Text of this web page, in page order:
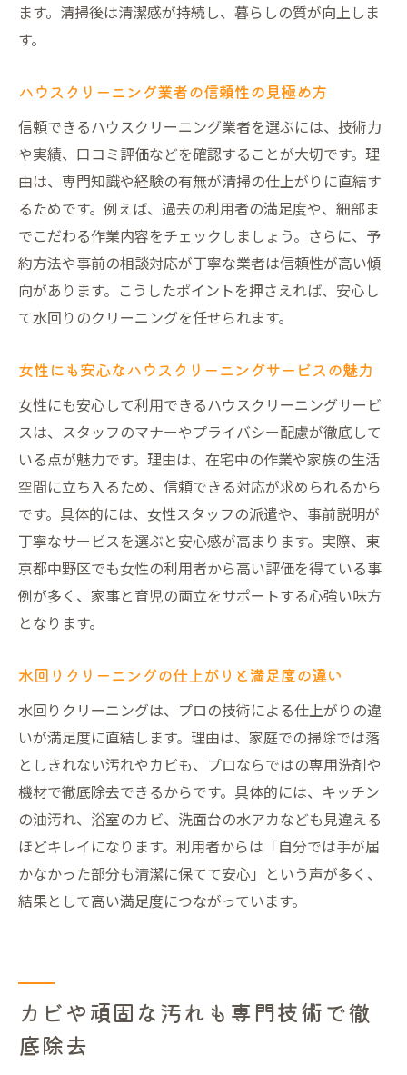
ます。清掃後は清潔感が持続し、暮らしの質が向上しま
す。
ハウスクリーニング業者の信頼性の見極め方
信頼できるハウスクリーニング業者を選ぶには、技術力
や実績、口コミ評価などを確認することが大切です。理
由は、専門知識や経験の有無が清掃の仕上がりに直結す
るためです。例えば、過去の利用者の満足度や、細部ま
でこだわる作業内容をチェックしましょう。さらに、予
約方法や事前の相談対応が丁寧な業者は信頼性が高い傾
向があります。こうしたポイントを押さえれば、安心し
て水回りのクリーニングを任せられます。
女性にも安心なハウスクリーニングサービスの魅力
女性にも安心して利用できるハウスクリーニングサービ
スは、スタッフのマナーやプライバシー配慮が徹底して
いる点が魅力です。理由は、在宅中の作業や家族の生活
空間に立ち入るため、信頼できる対応が求められるから
です。具体的には、女性スタッフの派遣や、事前説明が
丁寧なサービスを選ぶと安心感が高まります。実際、東
京都中野区でも女性の利用者から高い評価を得ている事
例が多く、家事と育児の両立をサポートする心強い味方
となります。
水回りクリーニングの仕上がりと満足度の違い
水回りクリーニングは、プロの技術による仕上がりの違
いが満足度に直結します。理由は、家庭での掃除では落
としきれない汚れやカビも、プロならではの専用洗剤や
機材で徹底除去できるからです。具体的には、キッチン
の油汚れ、浴室のカビ、洗面台の水アカなども見違える
ほどキレイになります。利用者からは「自分では手が届
かなかった部分も清潔に保てて安心」という声が多く、
結果として高い満足度につながっています。
カビや頑固な汚れも専門技術で徹
底除去